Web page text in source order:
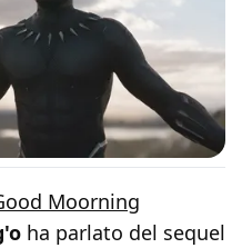
Moorning
ha parlato del sequel